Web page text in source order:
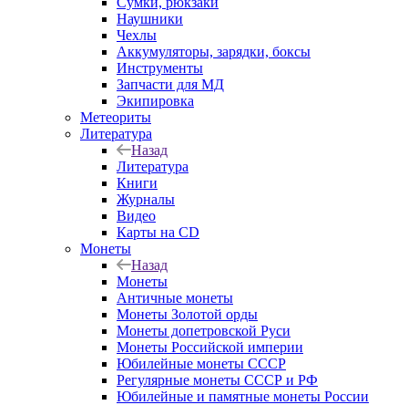
Наушники
Чехлы
Аккумуляторы, зарядки, боксы
Инструменты
Запчасти для МД
Экипировка
Метеориты
Литература
Назад
Литература
Книги
Журналы
Видео
Карты на CD
Монеты
Назад
Монеты
Античные монеты
Монеты Золотой орды
Монеты допетровской Руси
Монеты Российской империи
Юбилейные монеты СССР
Регулярные монеты СССР и РФ
Юбилейные и памятные монеты России